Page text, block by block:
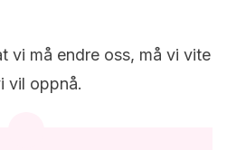
vi må endre oss, må vi vite
vil oppnå.